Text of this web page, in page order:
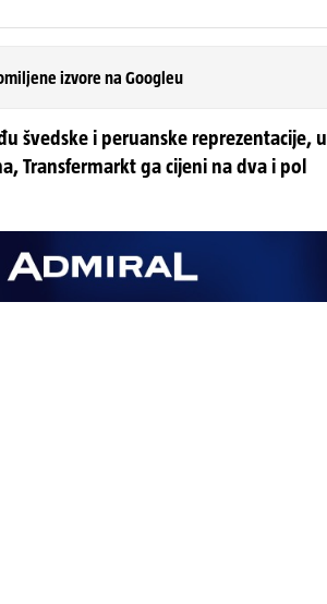
izvore na Googleu
švedske i peruanske reprezentacije, u
Transfermarkt ga cijeni na dva i pol